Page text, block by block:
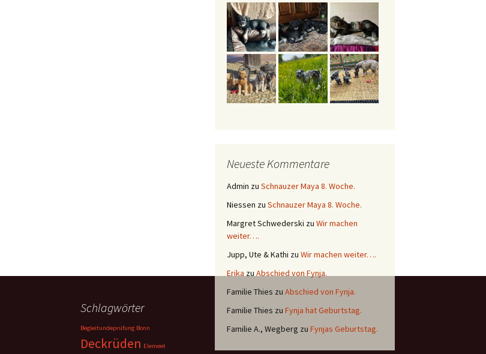
Neueste Kommentare
Admin zu Schnauzer Maya 8. Woche.
Niessen zu Schnauzer Maya 8. Woche.
Margret Schwederski zu Wir machen
weiter….
Jupp, Ute & Kathi zu Wir machen weiter….
Erika zu Abschied von Fynja.
Familie Thies zu Abschied von Fynja.
Familie Thies zu Fynja hat Geburtstag.
Familie A., Wegberg zu Fynjas Geburtstag.
Schlagwörter
Begleitundeprüfung Bonn
Deckrüden Elemeet